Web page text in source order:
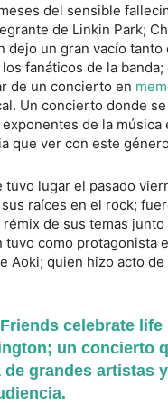
del sensible
de Linkin Park;
dejo un gran vacío tanto
fanáticos de la banda;
de un concierto en
Un concierto donde
de la música
que ver con este
lugar el pasado
raíces en el rock;
de sus temas junto
como protagonista
Aoki; quien hizo acto
celebrate life
un concierto
grandes artistas